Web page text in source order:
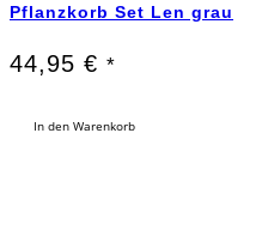
Pflanzkorb Set Len grau
44,95 € *
In den Warenkorb